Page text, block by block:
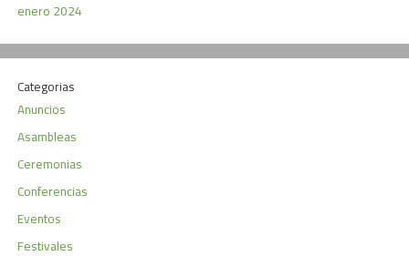
enero 2024
Categorias
Anuncios
Asambleas
Ceremonias
Conferencias
Eventos
Festivales